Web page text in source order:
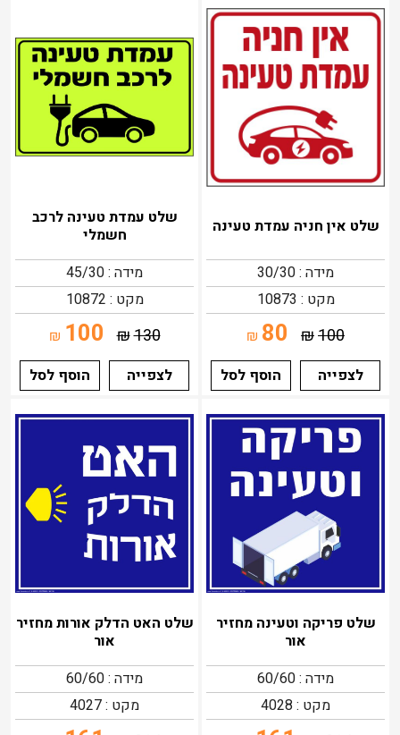
שלט אין חניה עמדת טעינה
מידה : 30/30
מקט : 10873
100
₪
80
₪
לצפייה
הוסף לסל
שלט עמדת טעינה לרכב
חשמלי
מידה : 45/30
מקט : 10872
130
₪
100
₪
לצפייה
הוסף לסל
שלט פריקה וטעינה מחזיר
אור
מידה : 60/60
מקט : 4028
שלט האט הדלק אורות מחזיר
אור
מידה : 60/60
מקט : 4027